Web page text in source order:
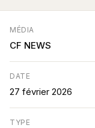
MÉDIA
CF NEWS
DATE
27 février 2026
TYPE